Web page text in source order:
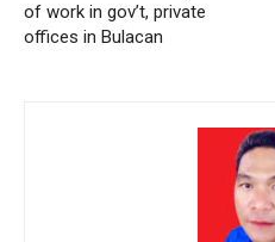
of work in gov’t, private
offices in Bulacan